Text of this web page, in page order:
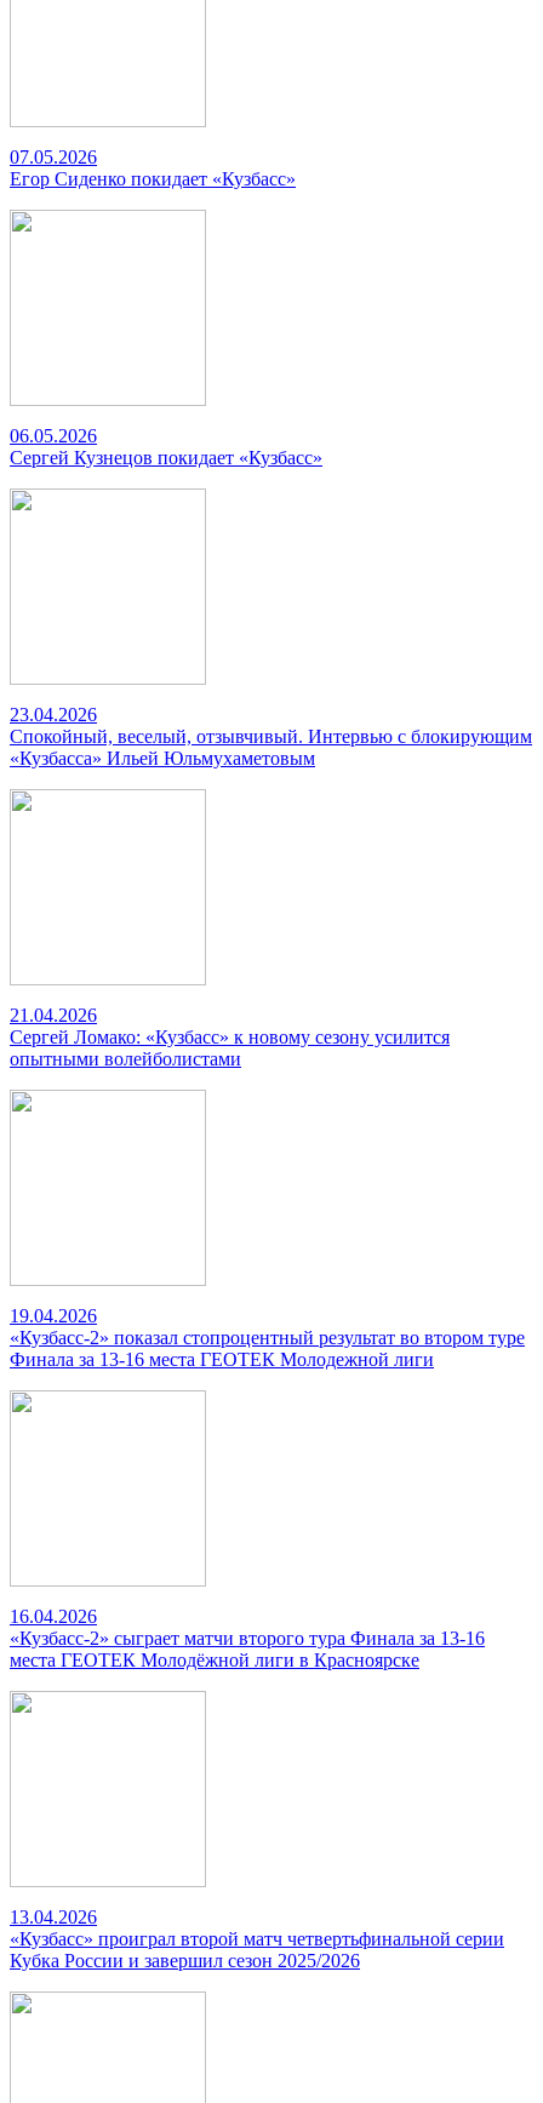
07.05.2026
Егор Сиденко покидает «Кузбасс»
06.05.2026
Сергей Кузнецов покидает «Кузбасс»
23.04.2026
Спокойный, веселый, отзывчивый. Интервью с блокирующим
«Кузбасса» Ильей Юльмухаметовым
21.04.2026
Сергей Ломако: «Кузбасс» к новому сезону усилится
опытными волейболистами
19.04.2026
«Кузбасс-2» показал стопроцентный результат во втором туре
Финала за 13-16 места ГЕОТЕК Молодежной лиги
16.04.2026
«Кузбасс-2» сыграет матчи второго тура Финала за 13-16
места ГЕОТЕК Молодёжной лиги в Красноярске
13.04.2026
«Кузбасс» проиграл второй матч четвертьфинальной серии
Кубка России и завершил сезон 2025/2026